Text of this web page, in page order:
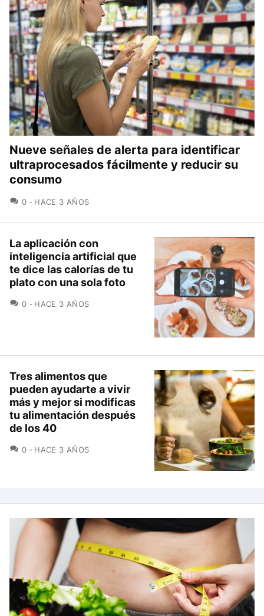
Nueve señales de alerta para identificar
ultraprocesados fácilmente y reducir su
consumo
0 COMENTARIOS
HACE 3 AÑOS
La aplicación con
inteligencia artificial que
te dice las calorías de tu
plato con una sola foto
0 COMENTARIOS
HACE 3 AÑOS
Tres alimentos que
pueden ayudarte a vivir
más y mejor si modificas
tu alimentación después
de los 40
0 COMENTARIOS
HACE 3 AÑOS